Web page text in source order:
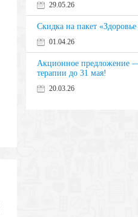
29.05.26
Скидка на пакет
01.04.26
Акционное предложение
терапии до 31 мая!
20.03.26